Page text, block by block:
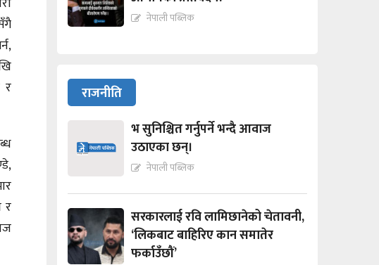
र
र
नेपाली पब्लिक
राजनीति
भ सुनिश्चित गर्नुपर्ने भन्दै आवाज
उठाएका छन्।
नेपाली पब्लिक
सरकारलाई रवि लामिछानेको चेतावनी,
‘लिकबाट बाहिरिए कान समातेर
फर्काउँछौं’